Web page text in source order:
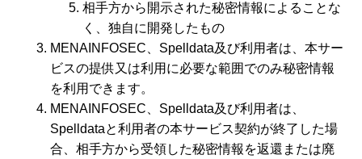
相手方から開示された秘密情報によることな
く、独自に開発したもの
MENAINFOSEC、Spelldata及び利用者は、本サー
ビスの提供又は利用に必要な範囲でのみ秘密情報
を利用できます。
MENAINFOSEC、Spelldata及び利用者は、
Spelldataと利用者の本サービス契約が終了した場
合、相手方から受領した秘密情報を返還または廃